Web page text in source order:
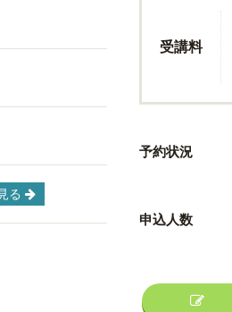
る
受講料
予約状況
申込人数